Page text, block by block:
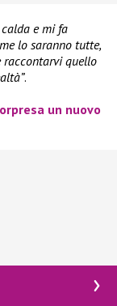
calda e mi fa
lo saranno tutte,
raccontarvi quello
.
un nuovo